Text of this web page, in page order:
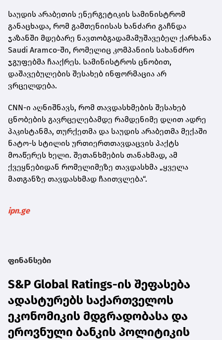
საუდის არაბეთის ენერგეტიკის სამინისტრომ
განაცხადა, რომ გამთენიისას ხანძარი გაჩნდა
ჯაზანში მდებარე ნავთობგადამამუშავებელ ქარხანა
Saudi Aramco-ში, რომელიც კომპანიის სახანძრო
ჯგუფებმა ჩააქრეს. სამინისტროს ცნობით,
დაშავებულების შესახებ ინფორმაცია არ
ვრცელდება.
CNN-ი აღნიშნავს, რომ თავდასხმების შესახებ
ცნობების გავრცელებამდე რამდენიმე დღით ადრე
პაკისტანმა, თურქეთმა და საუდის არაბეთმა მექაში
ნატო-ს სტილის ურთიერთთავდაცვის პაქტს
მოაწერეს ხელი. შეთანხმების თანახმად, ამ
ქვეყნებიდან რომელიმეზე თავდასხმა „ყველა
მათგანზე თავდასხმად ჩაითვლება“.
ipn.ge
ფინანსები
S&P Global Ratings-ის შეფასება
ადასტურებს საქართველოს
ეკონომიკის მდგრადობასა და
ეროვნული ბანკის პოლიტიკის